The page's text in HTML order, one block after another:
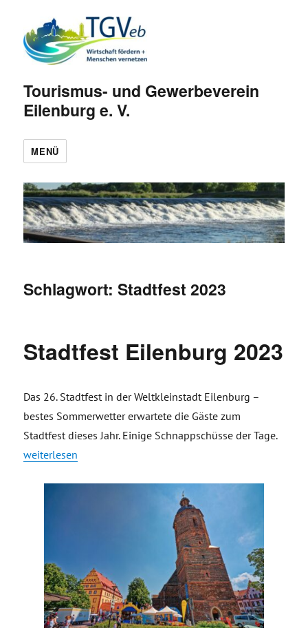
Tourismus- und Gewerbeverein
Eilenburg e. V.
MENÜ
Schlagwort:Stadtfest 2023
Stadtfest Eilenburg 2023
Das 26. Stadtfest in der Weltkleinstadt Eilenburg –
bestes Sommerwetter erwartete die Gäste zum
Stadtfest dieses Jahr. Einige Schnappschüsse der Tage.
„Stadtfest Eilenburg 2023“
weiterlesen